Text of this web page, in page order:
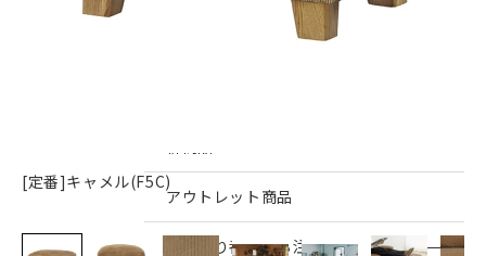
インテリア雑貨・その他
アウトレット商品
見積もり番号から注文する
[定番]キャメル(F5C)